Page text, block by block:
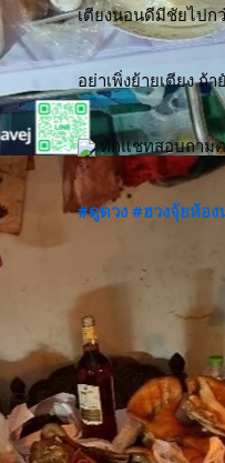
เตียงนอนดีมีชัยไปก
อย่าเพิ่งย้ายเตียง ถ้
ทักแชทสอบถามค
#ดูดวง #ฮวงจุ้ยห้อง